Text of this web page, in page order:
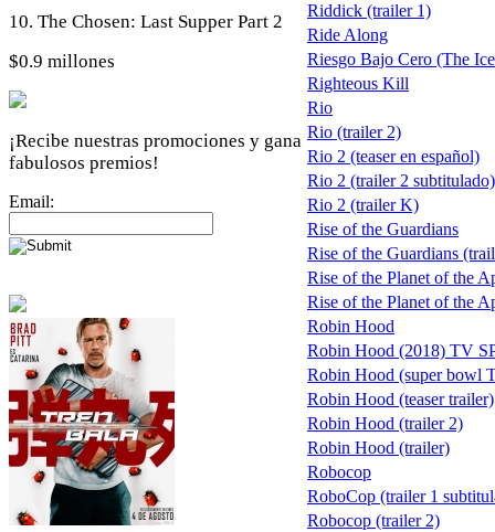
10. The Chosen: Last Supper Part 2
$0.9 millones
¡Recibe nuestras promociones y gana
fabulosos premios!
Email:
Riddick (trailer 1)
Ride Along
Riesgo Bajo Cero (The
Righteous Kill
Rio
Rio (trailer 2)
Rio 2 (teaser en español)
Rio 2 (trailer 2 subtitulado)
Rio 2 (trailer K)
Rise of the Guardians
Rise of the Guardians
Rise of the Planet of the
Rise of the Planet of the
Robin Hood
Robin Hood (2018) TV
Robin Hood (super bowl
Robin Hood (teaser trailer)
Robin Hood (trailer 2)
Robin Hood (trailer)
Robocop
RoboCop (trailer 1
Robocop (trailer 2)